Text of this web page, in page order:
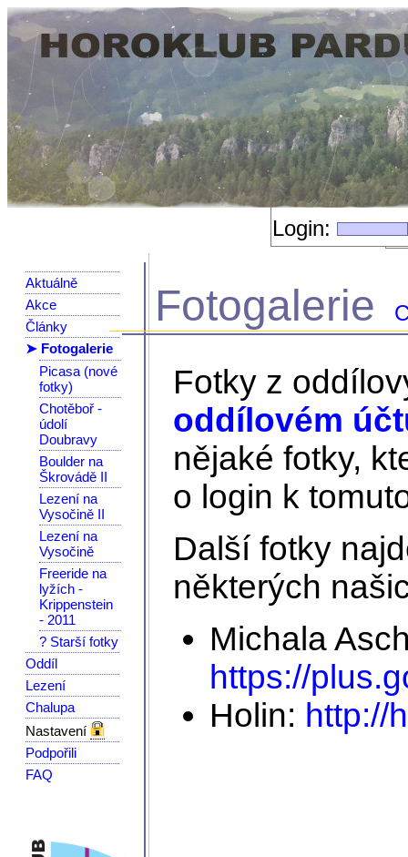
Login:
Aktuálně
Akce
Články
➤ Fotogalerie
Picasa (nové
fotky)
Chotěboř -
údolí
Doubravy
Boulder na
Škrovádě II
Lezení na
Vysočině II
Lezení na
Vysočině
Freeride na
lyžích -
Krippenstein
- 2011
? Starší fotky
Oddíl
Lezení
Chalupa
Nastavení
Podpořili
FAQ
Fotogalerie
Fotky z
oddílovém
nějaké fotky,
o login k
Další fotky
některých
Michala
https://
Holin: http://